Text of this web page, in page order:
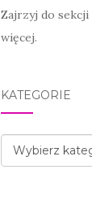
Zajrzyj do sekcji
więcej.
KATEGORIE
Kategorie